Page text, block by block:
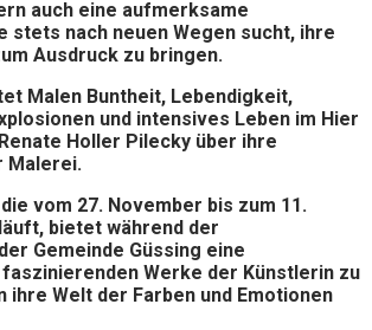
auch eine aufmerksame
stets nach neuen Wegen sucht, ihre
Ausdruck zu bringen.
Malen Buntheit, Lebendigkeit,
und intensives Leben im Hier
Holler Pilecky über ihre
Malerei.
vom 27. November bis zum 11.
bietet während der
Gemeinde Güssing eine
Werke der Künstlerin zu
ihre Welt der Farben und Emotionen